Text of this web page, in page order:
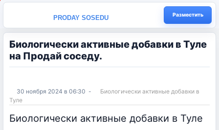
PRODAY SOSEDU Разместить
Биологически активные добавки в Туле
на Продай соседу.
30 ноября 2024 в 06:30 -
Биологически активные добавки в
Туле
Биологически активные добавки в Туле